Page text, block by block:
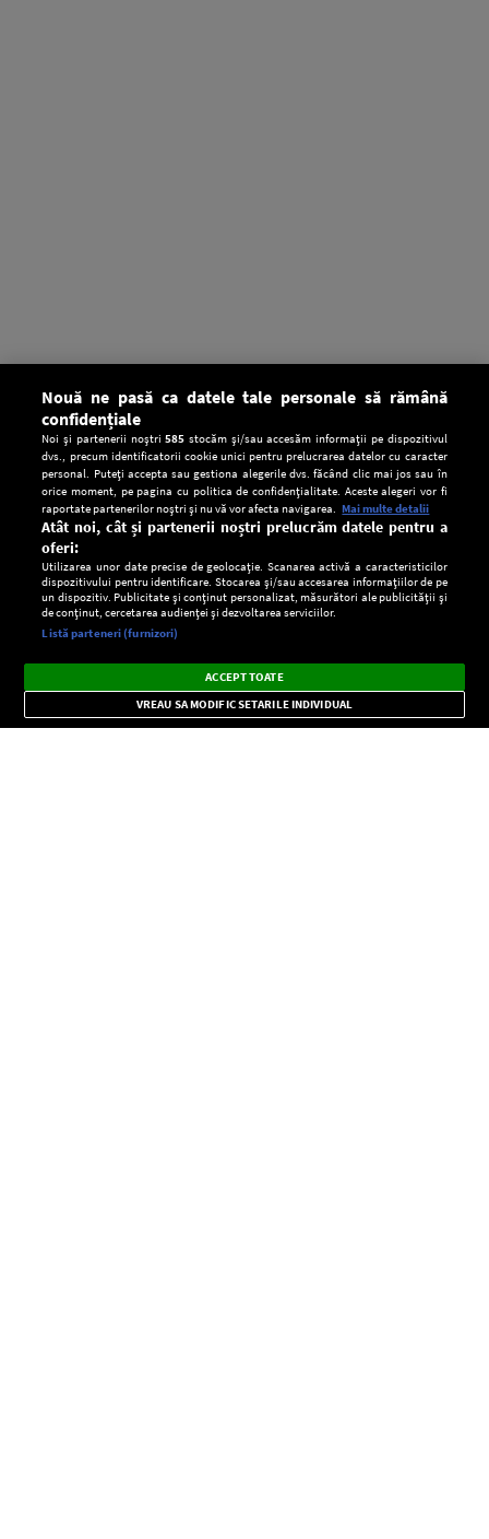
CONFIDENŢIALITATE
Setări:
Dark
Mode
Radio live, podcasturi, știri și alerte
importante.
×
Nouă ne pasă ca datele tale personale să rămână
confidențiale
Noi și partenerii noștri585 stocăm și/sau accesăm informații pe dispozitivul
dvs., precum identificatorii cookie unici pentru prelucrarea datelor cu caracter
personal. Puteți accepta sau gestiona alegerile dvs. făcând clic mai jos sau în
orice moment, pe pagina cu politica de confidențialitate. Aceste alegeri vor fi
raportate partenerilor noștri și nu vă vor afecta navigarea. Mai multe detalii
Atât noi, cât și partenerii noștri prelucrăm datele pentru a
oferi:
Utilizarea unor date precise de geolocație. Scanarea activă a caracteristicilor
dispozitivului pentru identificare. Stocarea și/sau accesarea informațiilor de pe
un dispozitiv. Publicitate și conținut personalizat, măsurători ale publicității și
de conținut, cercetarea audienței și dezvoltarea serviciilor.
Listă parteneri (furnizori)
ACCEPT TOATE
VREAU SA MODIFIC SETARILE INDIVIDUAL